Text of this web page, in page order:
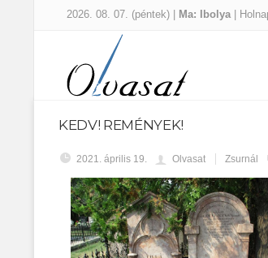
2026. 08. 07. (péntek) | Ma: Ibolya |
KEDV! REMÉNYEK!
2021. április 19. Olvasat Zsurnál